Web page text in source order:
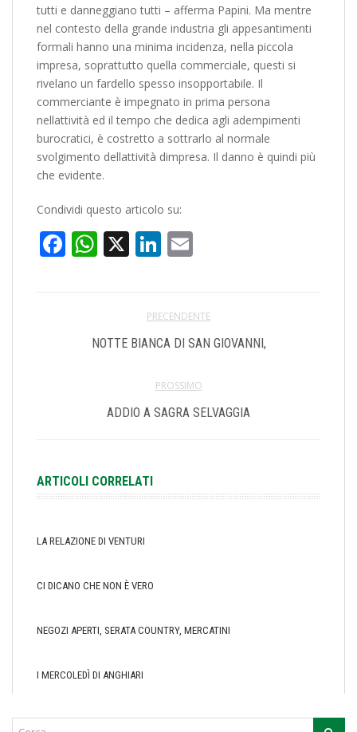
tutti e danneggiano tutti – afferma Papini. Ma mentre
nel contesto della grande industria gli appesantimenti
formali hanno una minima incidenza, nella piccola
impresa, soprattutto quella commerciale, questi si
rivelano un fardello spesso insopportabile. Il
commerciante è impegnato in prima persona
nellattività ed il tempo che dedica agli adempimenti
burocratici, è costretto a sottrarlo al normale
svolgimento dellattività dimpresa. Il danno è quindi più
che evidente.
Condividi questo articolo su:
Facebook
WhatsApp
X LinkedIn
PRECENDENTE
NOTTE BIANCA DI SAN GIOVANNI,
PROSSIMO
ADDIO A SAGRA SELVAGGIA
ARTICOLI CORRELATI
LA RELAZIONE DI VENTURI
CI DICANO CHE NON È VERO
NEGOZI APERTI, SERATA COUNTRY, MERCATINI
I MERCOLEDÌ DI ANGHIARI